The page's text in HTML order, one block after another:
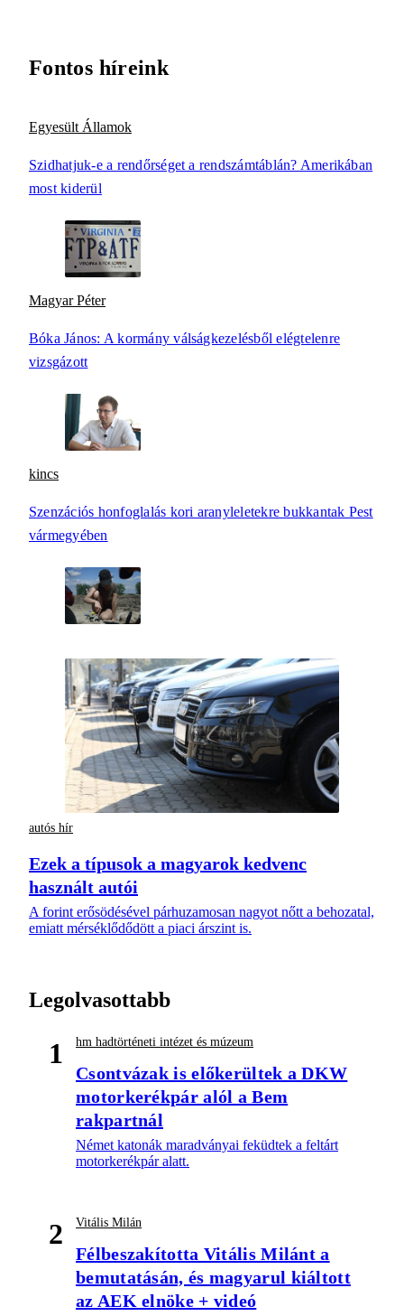
Fontos híreink
Egyesült Államok
Szidhatjuk-e a rendőrséget a rendszámtáblán? Amerikában
most kiderül
Magyar Péter
Bóka János: A kormány válságkezelésből elégtelenre
vizsgázott
kincs
Szenzációs honfoglalás kori aranyleletekre bukkantak Pest
vármegyében
autós hír
Ezek a típusok a magyarok kedvenc
használt autói
A forint erősödésével párhuzamosan nagyot nőtt a behozatal,
emiatt mérséklődődött a piaci árszint is.
Legolvasottabb
1 hm hadtörténeti intézet és múzeum
Csontvázak is előkerültek a DKW
motorkerékpár alól a Bem
rakpartnál
Német katonák maradványai feküdtek a feltárt
motorkerékpár alatt.
2 Vitális Milán
Félbeszakította Vitális Milánt a
bemutatásán, és magyarul kiáltott
az AEK elnöke + videó